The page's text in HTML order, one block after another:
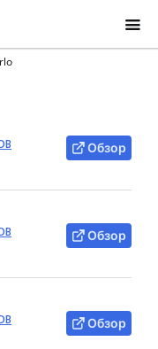
Обзор
Обзор
Обзор